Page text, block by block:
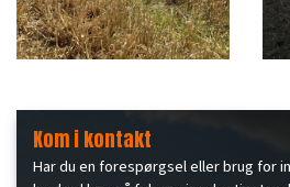
Kom i kontakt
Har du en forespørgsel eller brug for